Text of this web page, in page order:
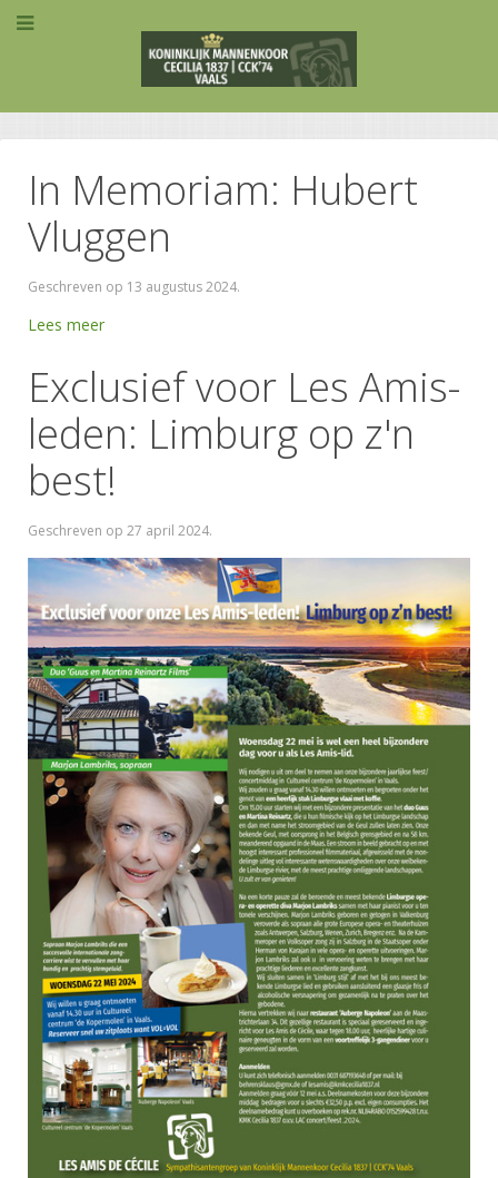
In Memoriam: Hubert
Vluggen
Geschreven op 13 augustus 2024.
Lees meer
Exclusief voor Les Amis-
leden: Limburg op z'n
best!
Geschreven op 27 april 2024.